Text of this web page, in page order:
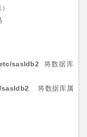
sasldb2
将数据库
将数据库属